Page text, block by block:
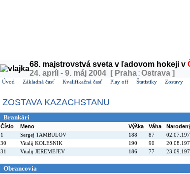
68. majstrovstvá sveta v ľadovom hokeji v
24. apríl - 9. máj 2004 [ Praha:Ostrava ]
Úvod Základná časť Kvalifikačná časť Play off Štatistiky Zostavy
ZOSTAVA KAZACHSTANU
Brankári
Číslo Meno Výška Váha
1
Sergej TAMBULOV 188 87
30
Vitalij KOLESNIK 190 90
31
Vitalij JEREMEJEV 186 77
Obrancovia